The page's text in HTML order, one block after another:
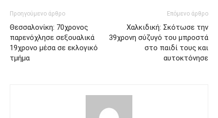
Προηγούμενο άρθρο
Θεσσαλονίκη: 70χρονος
παρενόχλησε σεξουαλικά
19χρονο μέσα σε εκλογικό
τμήμα
Επόμενο άρθρο
Χαλκιδική: Σκότωσε την
39χρονη σύζυγό του μπροστά
στο παιδί τους και
αυτοκτόνησε